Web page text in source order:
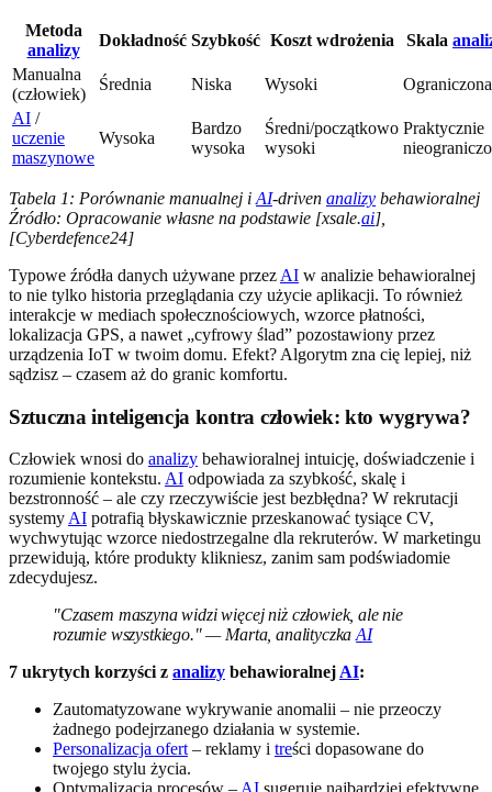
Metoda
analizy
Dokładność Szybkość Koszt wdrożenia Skala
Manualna
(człowiek)
Średnia Niska Wysoki
Ograniczona
AI /
uczenie
maszynowe
Wysoka
Bardzo
wysoka
Średni/początkowo
wysoki
Praktycznie
Tabela 1: Porównanie manualnej i AI-driven analizy behawioralnej
Źródło: Opracowanie własne na podstawie [xsale.ai],
[Cyberdefence24]
Typowe źródła danych używane przez AI w analizie behawioralnej
to nie tylko historia przeglądania czy użycie aplikacji. To również
interakcje w mediach społecznościowych, wzorce płatności,
lokalizacja GPS, a nawet „cyfrowy ślad” pozostawiony przez
urządzenia IoT w twoim domu. Efekt? Algorytm zna cię lepiej, niż
sądzisz – czasem aż do granic komfortu.
Sztuczna inteligencja kontra człowiek: kto wygrywa?
Człowiek wnosi do analizy behawioralnej intuicję, doświadczenie i
rozumienie kontekstu. AI odpowiada za szybkość, skalę i
bezstronność – ale czy rzeczywiście jest bezbłędna? W rekrutacji
systemy AI potrafią błyskawicznie przeskanować tysiące CV,
wychwytując wzorce niedostrzegalne dla rekruterów. W marketingu
przewidują, które produkty klikniesz, zanim sam podświadomie
zdecydujesz.
"Czasem maszyna widzi więcej niż człowiek, ale nie
rozumie wszystkiego." — Marta, analityczkaAI
7 ukrytych korzyści z analizy behawioralnej AI:
Zautomatyzowane wykrywanie anomalii – nie przeoczy
żadnego podejrzanego działania w systemie.
Personalizacja ofert – reklamy i treści dopasowane do
twojego stylu życia.